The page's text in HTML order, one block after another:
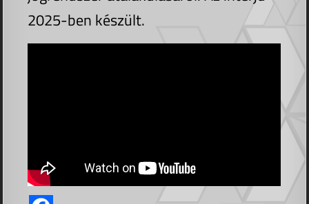
2025-ben készült.